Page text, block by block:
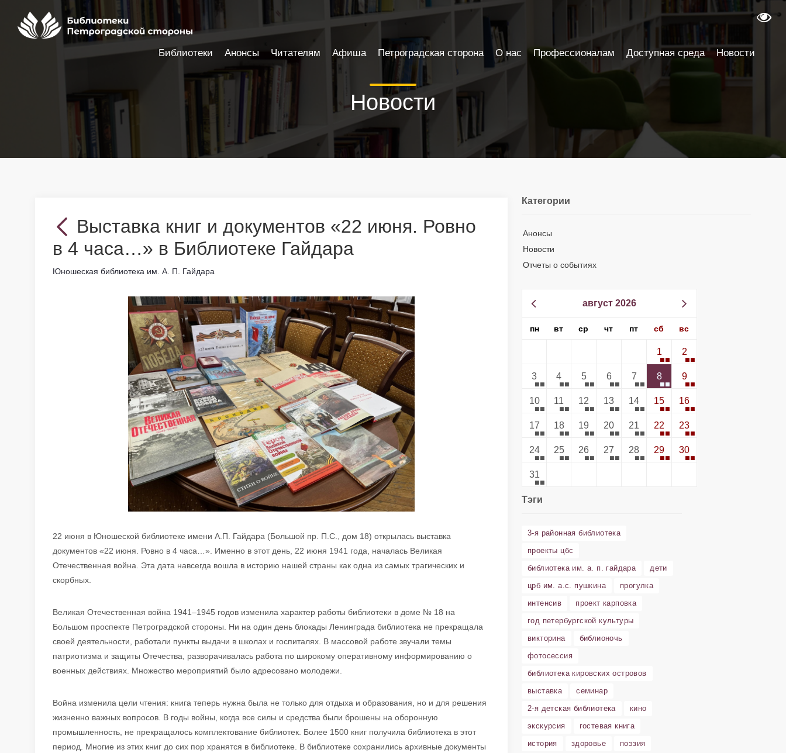
Новости
Выставка книг и документов «22 июня. Ровно
в 4 часа…» в Библиотеке Гайдара
Юношеская библиотека им. А. П. Гайдара
22 июня в Юношеской библиотеке имени А.П. Гайдара (Большой пр. П.С., дом 18) открылась выставка
документов «22 июня. Ровно в 4 часа…». Именно в этот день, 22 июня 1941 года, началась Великая
Отечественная война. Эта дата навсегда вошла в историю нашей страны как одна из самых трагических и
скорбных.
Великая Отечественная война 1941–1945 годов изменила характер работы библиотеки в доме № 18 на
Большом проспекте Петроградской стороны. Ни на один день блокады Ленинграда библиотека не прекращала
своей деятельности, работали пункты выдачи в школах и госпиталях. В массовой работе звучали темы
патриотизма и защиты Отечества, разворачивалась работа по широкому оперативному информированию о
военных действиях. Множество мероприятий было адресовано молодежи.
Война изменила цели чтения: книга теперь нужна была не только для отдыха и образования, но и для решения
жизненно важных вопросов. В годы войны, когда все силы и средства были брошены на оборонную
промышленность, не прекращалось комплектование библиотек. Более 1500 книг получила библиотека в этот
период. Многие из этих книг до сих пор хранятся в библиотеке. В библиотеке сохранились архивные документы
Категории
Анонсы
Новости
Отчеты о событиях
август 2026
пн вт ср чт пт сб вс
1 2
3 4 5 6 7 8 9
10 11 12 13 14 15 16
17 18 19 20 21 22 23
24 25 26 27 28 29 30
31
Тэги
3-я районная библиотека
проекты цбс
библиотека им. а. п. гайдара
дети
црб им. а.с. пушкина
прогулка
интенсив
проект карповка
год петербургской культуры
викторина
библионочь
фотосессия
библиотека кировских островов
выставка
семинар
2-я детская библиотека
кино
экскурсия
гостевая книга
история
здоровье
поэзия
Библиотеки Анонсы Читателям Афиша Петроградская сторона О нас Профессионалам Доступная среда Новости
Настройки доступности